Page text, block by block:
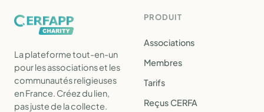
La plateforme tout-en-un
pour les associations et les
communautés religieuses
en France. Créez du lien,
pas juste de la collecte.
PRODUIT
Associations
Membres
Tarifs
Reçus CERFA